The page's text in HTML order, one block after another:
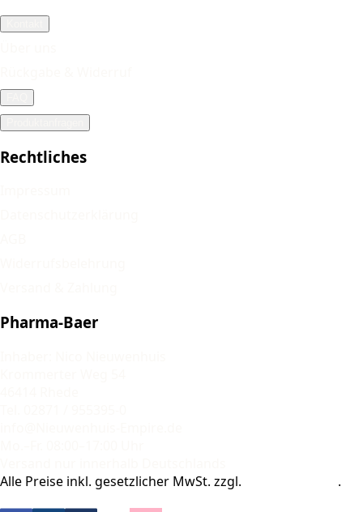
Rechtliches
Pharma-Baer
Alle Preise inkl. gesetzlicher MwSt. zzgl.
.